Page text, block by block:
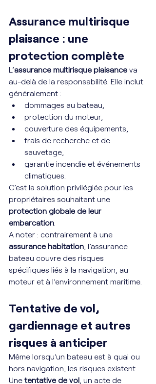
Assurance multirisque
plaisance : une
protection complète
L’assurance multirisque plaisance va
au-delà de la responsabilité. Elle inclut
généralement :
dommages au bateau,
protection du moteur,
couverture des équipements,
frais de recherche et de
sauvetage,
garantie incendie et événements
climatiques.
C’est la solution privilégiée pour les
propriétaires souhaitant une
protection globale de leur
embarcation
A noter : contrairement à une
assurance habitation , l’assurance
bateau couvre des risques
spécifiques liés à la navigation, au
moteur et à l’environnement maritime.
Tentative de vol,
gardiennage et autres
risques à anticiper
Même lorsqu’un bateau est à quai ou
hors navigation, les risques existent.
Une tentative de vol , un acte de